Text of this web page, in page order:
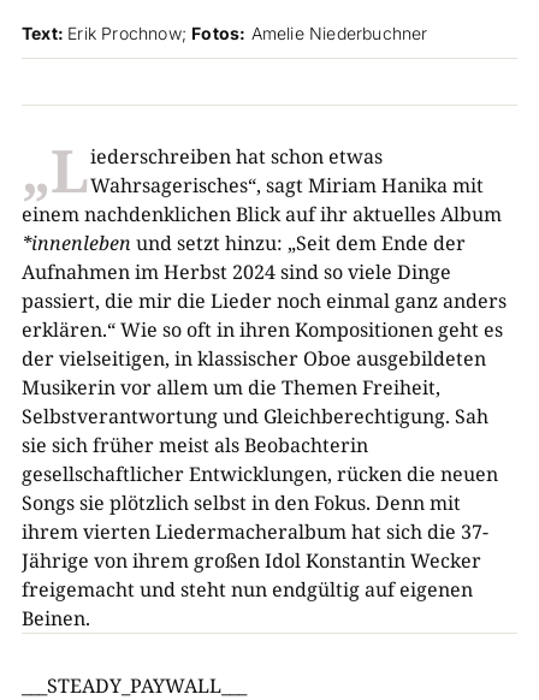
Text: Erik Prochnow; Fotos: Amelie Niederbuchner
„Liederschreiben hat schon etwas
Wahrsagerisches“, sagt Miriam Hanika mit
einem nachdenklichen Blick auf ihr aktuelles Album
*innenleben und setzt hinzu: „Seit dem Ende der
Aufnahmen im Herbst 2024 sind so viele Dinge
passiert, die mir die Lieder noch einmal ganz anders
erklären.“ Wie so oft in ihren Kompositionen geht es
der vielseitigen, in klassischer Oboe ausgebildeten
Musikerin vor allem um die Themen Freiheit,
Selbstverantwortung und Gleichberechtigung. Sah
sie sich früher meist als Beobachterin
gesellschaftlicher Entwicklungen, rücken die neuen
Songs sie plötzlich selbst in den Fokus. Denn mit
ihrem vierten Liedermacheralbum hat sich die 37-
Jährige von ihrem großen Idol Konstantin Wecker
freigemacht und steht nun endgültig auf eigenen
Beinen.
___STEADY_PAYWALL___